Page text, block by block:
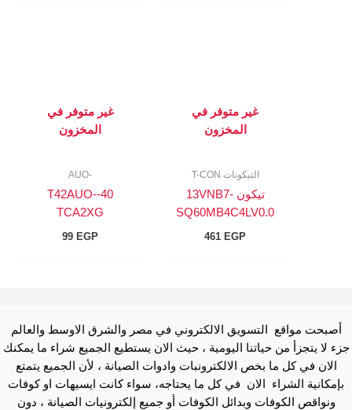
غير متوفر في
المخزون
التيكونات T-CON
تيكون 13VNB7-
SQ60MB4C4LV0.0
461 EGP
غير متوفر في
المخزون
-AUO
40-T42AUO-
TCA2XG
99 EGP
أصبحت مواقع التسويق الالكتروني في مصر والشرق الاوسط والعالم
جزء لا يتجزأ من حياتنا اليومية ، حيث الان يستطيع الجميع شراء ما يمكنك
الان في كل ما بخص الالكترونبات وادوات الصيانة ، لأن الجميع يتمتع
بإمكانية الشراء الان في كل ما يحتاجه، سواء كانت ايسيهات او كوفات
ونواقص الكوفات وبدائل الكوفات أو جميع إلكترونيات الصيانة ، دون